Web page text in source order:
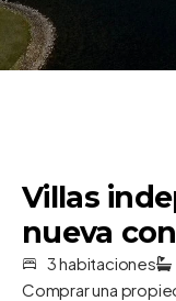
Villas
nueva
3 habitaciones
Comprar una